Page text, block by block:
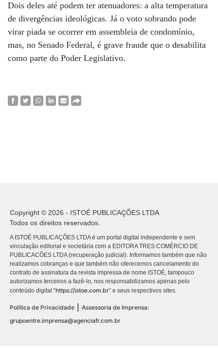
Dois deles até podem ter atenuadores: a alta temperatura
de divergências ideológicas. Já o voto sobrando pode
virar piada se ocorrer em assembleia de condomínio,
mas, no Senado Federal, é grave fraude que o desabilita
como parte do Poder Legislativo.
Copyright © 2026 - ISTOÉ PUBLICAÇÕES LTDA
Todos os direitos reservados.
A ISTOÉ PUBLICAÇÕES LTDA é um portal digital independente e sem
vinculação editorial e societária com a EDITORA TRES COMÉRCIO DE
PUBLICACÕES LTDA (recuperação judicial). Informamos também que não
realizamos cobranças e que também não oferecemos cancelamento do
contrato de assinatura da revista impressa de nome ISTOÉ, tampouco
autorizamos terceiros a fazê-lo, nos responsabilizamos apenas pelo
conteúdo digital “https://istoe.com.br” e seus respectivos sites.
Política de Privacidade
Assessoria de Imprensa:
grupoentre.imprensa@agenciafr.com.br